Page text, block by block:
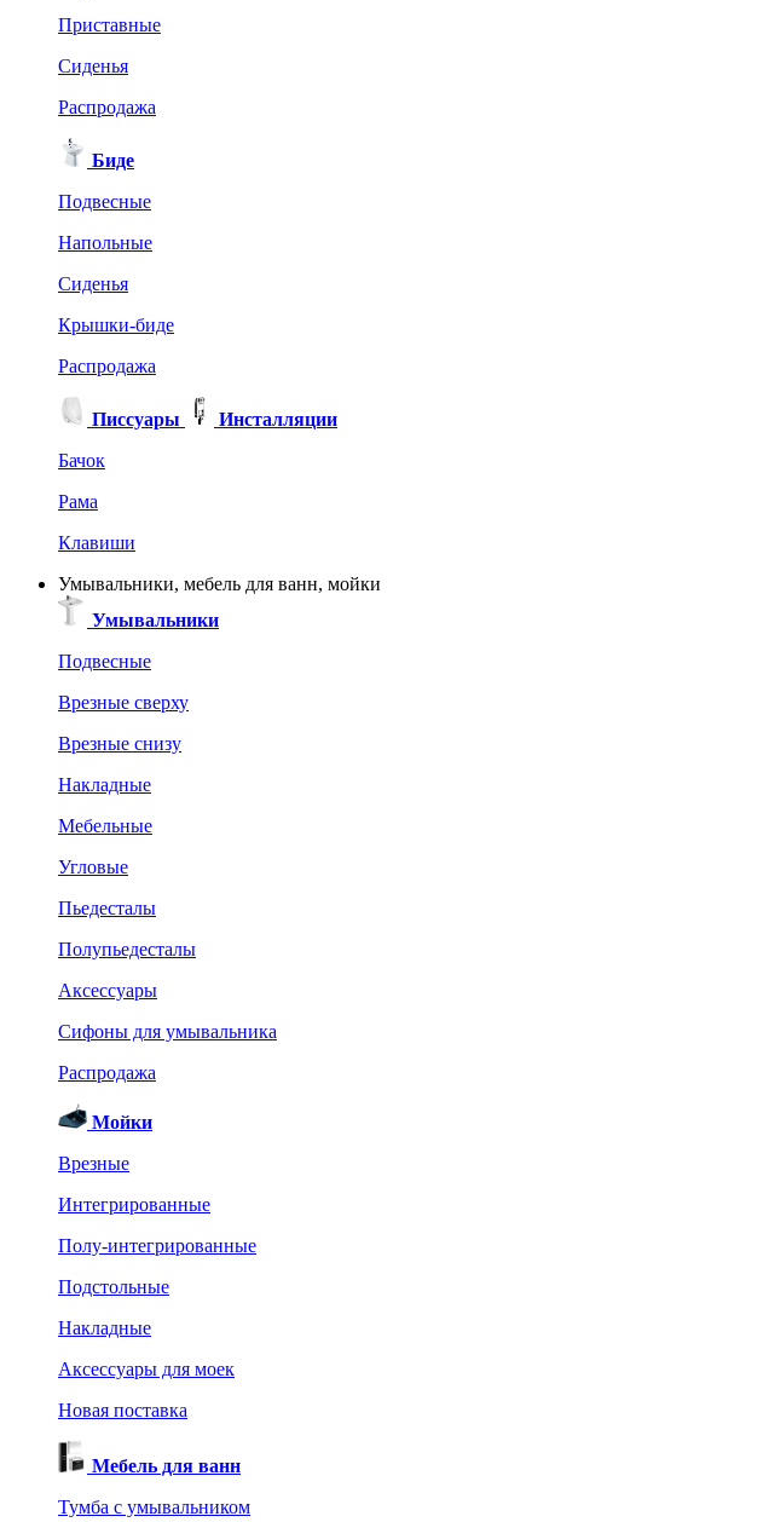
Приставные
Сиденья
Распродажа
Биде
Подвесные
Напольные
Сиденья
Крышки-биде
Распродажа
Писсуары
Инсталляции
Бачок
Рама
Клавиши
Умывальники, мебель для ванн, мойки
Умывальники
Подвесные
Врезные сверху
Врезные снизу
Накладные
Мебельные
Угловые
Пьедесталы
Полупьедесталы
Аксессуары
Сифоны для умывальника
Распродажа
Мойки
Врезные
Интегрированные
Полу-интегрированные
Подстольные
Накладные
Аксессуары для моек
Новая поставка
Мебель для ванн
Тумба с умывальником